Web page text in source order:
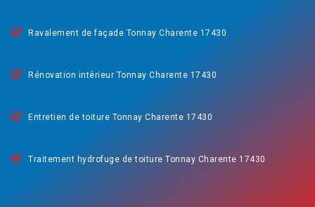
Ravalement de façade Tonnay Charente 17430
Rénovation intérieur Tonnay Charente 17430
Entretien de toiture Tonnay Charente 17430
Traitement hydrofuge de toiture Tonnay Charente 17430